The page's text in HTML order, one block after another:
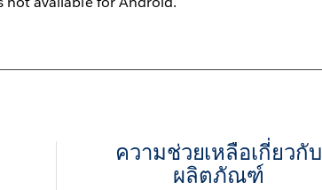
ความช่วยเหลือเกี่ยวกับ
ผลิตภัณฑ์